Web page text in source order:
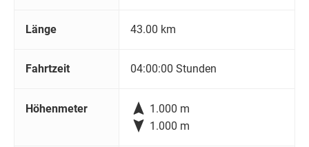
Länge 43.00 km
Fahrtzeit 04:00:00 Stunden
Höhenmeter  1.000 m
 1.000 m